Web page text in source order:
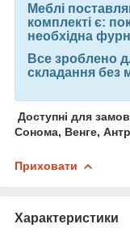
Меблі
комплекті є:
необхідна
Все зроблено
складання без
Доступні для
Сонома, Венге,
Приховати
Характеристики